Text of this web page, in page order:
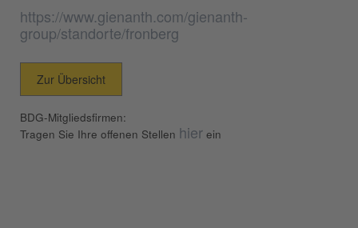
https://www.gienanth.com/gienanth-
group/standorte/fronberg
Zur Übersicht
BDG-Mitgliedsfirmen:
Tragen Sie Ihre offenen Stellen hier ein